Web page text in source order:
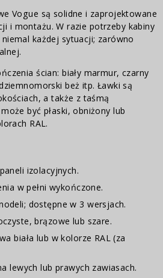
Vogue są solidne i zaprojektowane
i montażu. W razie potrzeby kabiny
każdej sytuacji; zarówno
ścian: biały marmur, czarny
beż itp. Ławki są
a także z taśmą
być płaski, obniżony lub
RAL.
izolacyjnych.
w pełni wykończone.
dostępne w 3 wersjach.
brązowe lub szare.
biała lub w kolorze RAL (za
lewych lub prawych zawiasach.